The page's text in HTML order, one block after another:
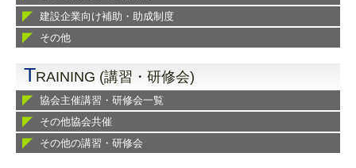
建設企業向け補助・助成制度
その他
TRAINING (講習・研修会)
協会主催講習・研修会一覧
その他協会共催
その他の講習・研修会